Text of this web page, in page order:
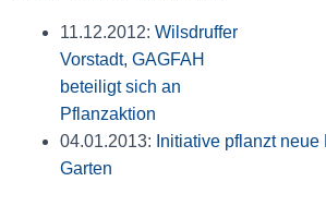
11.12.2012: Wilsdruffer
Vorstadt, GAGFAH
beteiligt sich an
Pflanzaktion
04.01.2013: Initiative pflanzt
Garten